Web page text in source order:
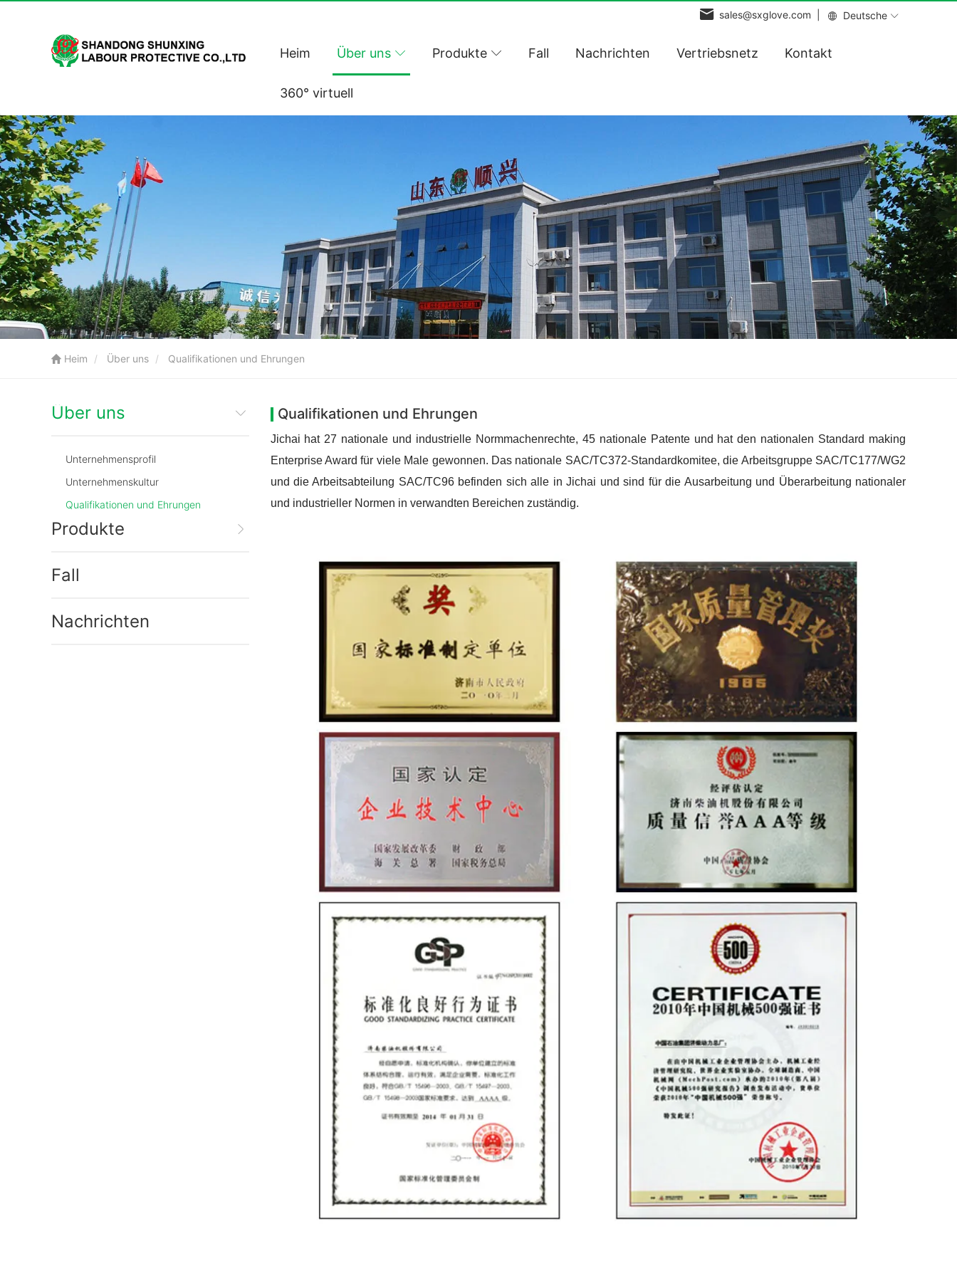
Deutsche
sales@sxglove.com |
Heim Über uns Produkte Fall Nachrichten Vertriebsnetz Kontakt
360° virtuell
Heim Über uns Qualifikationen und Ehrungen
Über uns
Unternehmensprofil
Unternehmenskultur
Qualifikationen und Ehrungen
Produkte
Fall
Nachrichten
Qualifikationen und Ehrungen
Jichai hat 27 nationale und industrielle Normmachenrechte, 45 nationale Patente und hat den nationalen Standard making
Enterprise Award für viele Male gewonnen. Das nationale SAC/TC372-Standardkomitee, die Arbeitsgruppe SAC/TC177/WG2
und die Arbeitsabteilung SAC/TC96 befinden sich alle in Jichai und sind für die Ausarbeitung und Überarbeitung nationaler
und industrieller Normen in verwandten Bereichen zuständig.